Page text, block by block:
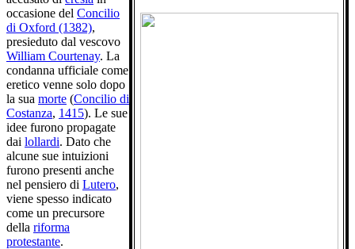
occasione del Concilio
di Oxford (1382),
presieduto dal vescovo
William Courtenay. La
condanna ufficiale come
eretico venne solo dopo
la sua morte (Concilio di
Costanza, 1415). Le sue
idee furono propagate
dai lollardi. Dato che
alcune sue intuizioni
furono presenti anche
nel pensiero di Lutero,
viene spesso indicato
come un precursore
della riforma
protestante.